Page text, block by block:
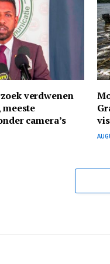
verdwenen
camera’s